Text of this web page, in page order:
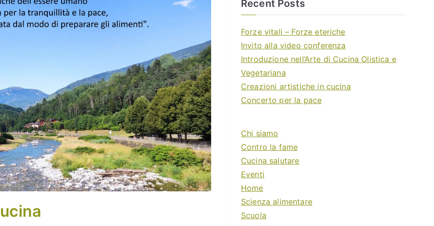
Recent Posts
Forze vitali – Forze eteriche
Invito alla video conferenza
Introduzione nell’Arte di Cucina Olistica e
Vegetariana
Creazioni artistiche in cucina
Concerto per la pace
Chi siamo
Contro la fame
Cucina salutare
Eventi
Home
Scienza alimentare
Scuola